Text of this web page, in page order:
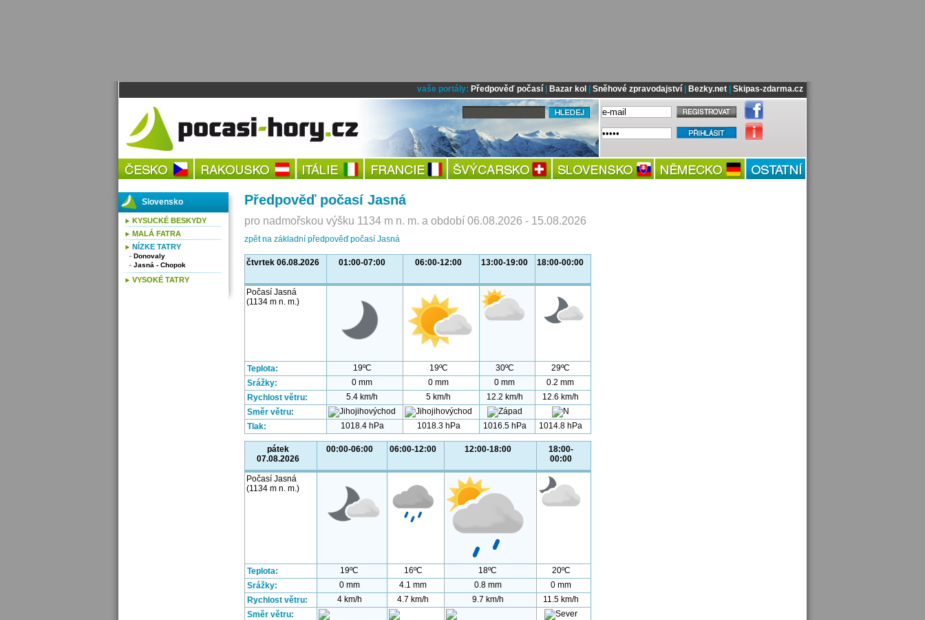
vaše portály: Předpověď počasí| Bazar kol Sněhové zpravodajství| Bezky.net| Skipas-zdarma.cz
Předpověď počasí Jasná
pro nadmořskou výšku 1134 m n. m. a období 06.08.2026 - 15.08.2026
zpět na základní předpověď počasí Jasná
čtvrtek 06.08.2026 01:00-07:00 06:00-12:00 13:00-19:00 18:00-00:00
Počasí Jasná
(1134 m n. m.)
Teplota: 19ºC 19ºC 30ºC
29ºC
Srážky:
0 mm 0 mm 0 mm
0.2 mm
Rychlost větru:
5.4 km/h 5 km/h 12.2 km/h
12.6 km/h
Směr větru:
Tlak:
1018.4 hPa 1018.3 hPa 1016.5 hPa 1014.8 hPa
pátek
07.08.2026
00:00-06:00 06:00-12:00 12:00-18:00
18:00-
00:00
Počasí Jasná
(1134 m n. m.)
Teplota: 19ºC 16ºC 18ºC
20ºC
Srážky:
0 mm 4.1 mm 0.8 mm
0 mm
Rychlost větru:
4 km/h 4.7 km/h 9.7 km/h
11.5 km/h
Směr větru:
Slovensko
KYSUCKÉ BESKYDY
MALÁ FATRA
NÍZKE TATRY
Donovaly
Jasná - Chopok
VYSOKÉ TATRY